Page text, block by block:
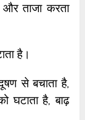
और ताजा करता
है।
से बचाता है,
घटाता है, बाढ़